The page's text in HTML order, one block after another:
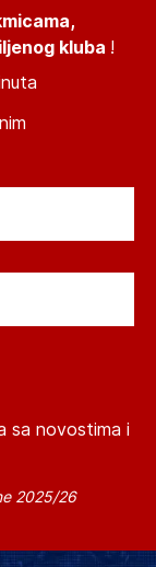
kluba !
sa novostima i
2025/26